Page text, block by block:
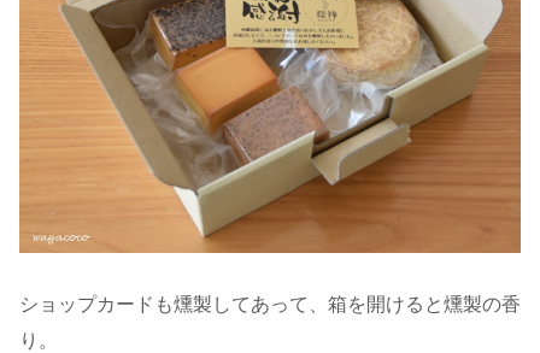
ショップカードも燻製してあって、箱を開けると燻製の香
り。